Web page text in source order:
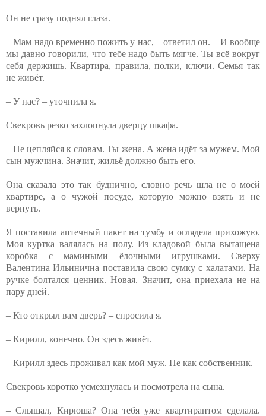
Он не сразу поднял глаза.
– Мам надо временно пожить у нас, – ответил он. – И вообще
мы давно говорили, что тебе надо быть мягче. Ты всё вокруг
себя держишь. Квартира, правила, полки, ключи. Семья так
не живёт.
– У нас? – уточнила я.
Свекровь резко захлопнула дверцу шкафа.
– Не цепляйся к словам. Ты жена. А жена идёт за мужем. Мой
сын мужчина. Значит, жильё должно быть его.
Она сказала это так буднично, словно речь шла не о моей
квартире, а о чужой посуде, которую можно взять и не
вернуть.
Я поставила аптечный пакет на тумбу и оглядела прихожую.
Моя куртка валялась на полу. Из кладовой была вытащена
коробка с мамиными ёлочными игрушками. Сверху
Валентина Ильинична поставила свою сумку с халатами. На
ручке болтался ценник. Новая. Значит, она приехала не на
пару дней.
– Кто открыл вам дверь? – спросила я.
– Кирилл, конечно. Он здесь живёт.
– Кирилл здесь проживал как мой муж. Не как собственник.
Свекровь коротко усмехнулась и посмотрела на сына.
– Слышал, Кирюша? Она тебя уже квартирантом сделала.